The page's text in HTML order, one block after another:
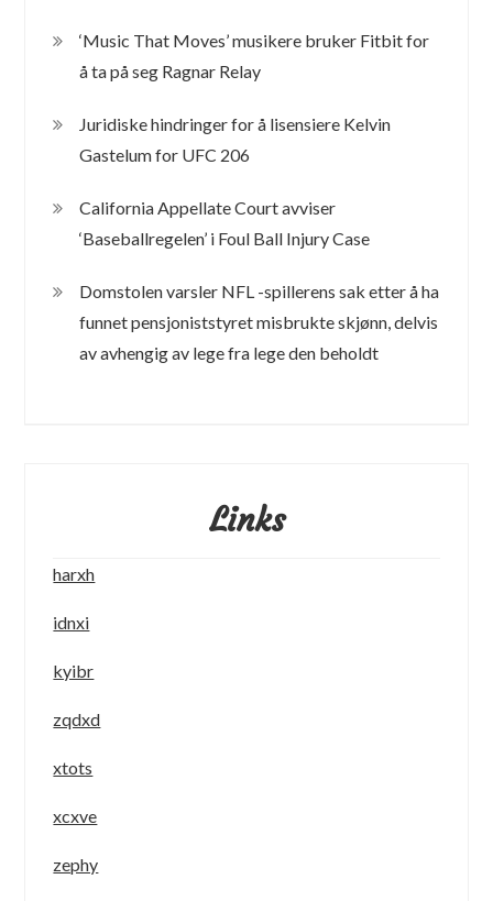
‘Music That Moves’ musikere bruker Fitbit for
å ta på seg Ragnar Relay
Juridiske hindringer for å lisensiere Kelvin
Gastelum for UFC 206
California Appellate Court avviser
‘Baseballregelen’ i Foul Ball Injury Case
Domstolen varsler NFL -spillerens sak etter å ha
funnet pensjoniststyret misbrukte skjønn, delvis
av avhengig av lege fra lege den beholdt
Links
harxh
idnxi
kyibr
zqdxd
xtots
xcxve
zephy